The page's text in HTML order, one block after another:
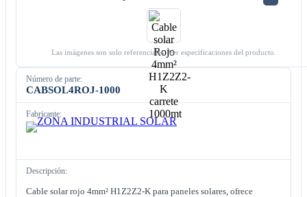
Las imágenes son solo referenciales. Ver especificaciones del producto.
Número de parte:
CABSOL4ROJ-1000
Fabricante:
Descripción:
Cable solar rojo 4mm² H1Z2Z2-K para paneles solares, ofrece